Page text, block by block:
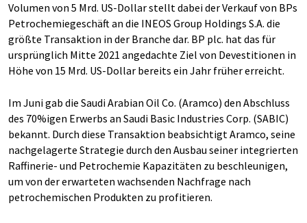
Volumen von 5 Mrd. US-Dollar stellt dabei der Verkauf von BPs
Petrochemiegeschäft an die INEOS Group Holdings S.A. die
größte Transaktion in der Branche dar. BP plc. hat das für
ursprünglich Mitte 2021 angedachte Ziel von Devestitionen in
Höhe von 15 Mrd. US-Dollar bereits ein Jahr früher erreicht.
Im Juni gab die Saudi Arabian Oil Co. (Aramco) den Abschluss
des 70%igen Erwerbs an Saudi Basic Industries Corp. (SABIC)
bekannt. Durch diese Transaktion beabsichtigt Aramco, seine
nachgelagerte Strategie durch den Ausbau seiner integrierten
Raffinerie- und Petrochemie Kapazitäten zu beschleunigen,
um von der erwarteten wachsenden Nachfrage nach
petrochemischen Produkten zu profitieren.